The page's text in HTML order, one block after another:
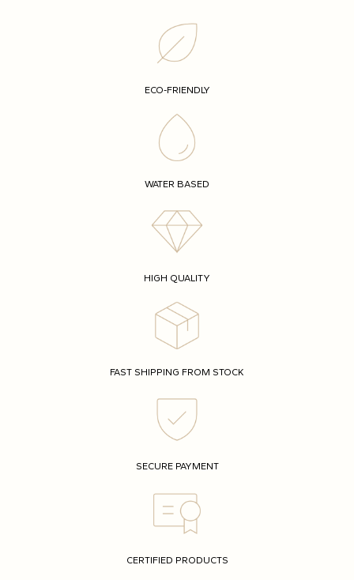
ECO-FRIENDLY
WATER BASED
HIGH QUALITY
FAST SHIPPING FROM STOCK
SECURE PAYMENT
CERTIFIED PRODUCTS